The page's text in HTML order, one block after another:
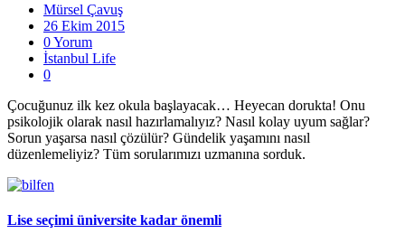
Mürsel Çavuş
26 Ekim 2015
0 Yorum
İstanbul Life
0
Çocuğunuz ilk kez okula başlayacak… Heyecan dorukta! Onu
psikolojik olarak nasıl hazırlamalıyız? Nasıl kolay uyum sağlar?
Sorun yaşarsa nasıl çözülür? Gündelik yaşamını nasıl
düzenlemeliyiz? Tüm sorularımızı uzmanına sorduk.
Lise seçimi üniversite kadar önemli